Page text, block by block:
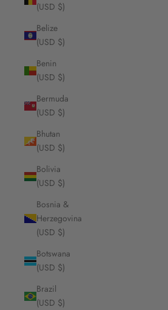
(USD $)
Belize
(USD $)
Benin
(USD $)
Bermuda
(USD $)
Bhutan
(USD $)
Bolivia
(USD $)
Bosnia &
Herzegovina
(USD $)
Botswana
(USD $)
Brazil
(USD $)